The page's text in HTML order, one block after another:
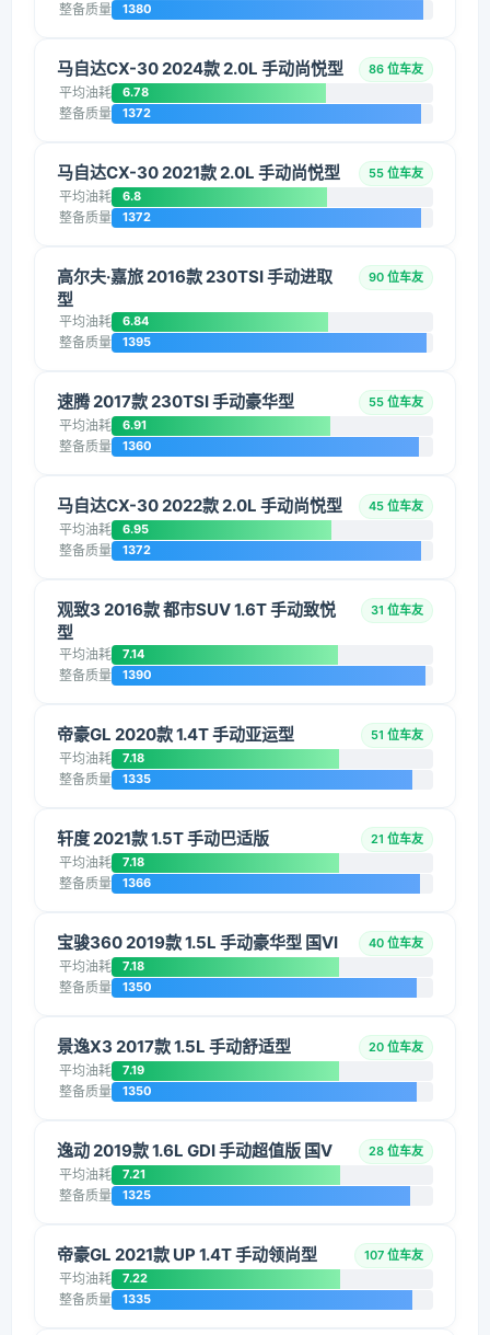
整备质量 1380
马自达CX-30 2024款 2.0L 手动尚悦型 86 位车友
平均油耗 6.78
整备质量 1372
马自达CX-30 2021款 2.0L 手动尚悦型 55 位车友
平均油耗 6.8
整备质量 1372
高尔夫·嘉旅 2016款 230TSI 手动进取
型
90 位车友
平均油耗 6.84
整备质量 1395
速腾 2017款 230TSI 手动豪华型 55 位车友
平均油耗 6.91
整备质量 1360
马自达CX-30 2022款 2.0L 手动尚悦型 45 位车友
平均油耗 6.95
整备质量 1372
观致3 2016款 都市SUV 1.6T 手动致悦
型
31 位车友
平均油耗 7.14
整备质量 1390
帝豪GL 2020款 1.4T 手动亚运型 51 位车友
平均油耗 7.18
整备质量 1335
轩度 2021款 1.5T 手动巴适版 21 位车友
平均油耗 7.18
整备质量 1366
宝骏360 2019款 1.5L 手动豪华型 国VI 40 位车友
平均油耗 7.18
整备质量 1350
景逸X3 2017款 1.5L 手动舒适型 20 位车友
平均油耗 7.19
整备质量 1350
逸动 2019款 1.6L GDI 手动超值版 国V 28 位车友
平均油耗 7.21
整备质量 1325
帝豪GL 2021款 UP 1.4T 手动领尚型 107 位车友
平均油耗 7.22
整备质量 1335